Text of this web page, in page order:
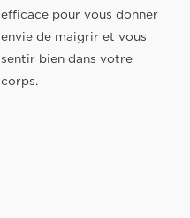
efficace pour vous donner
envie de maigrir et vous
sentir bien dans votre
corps.